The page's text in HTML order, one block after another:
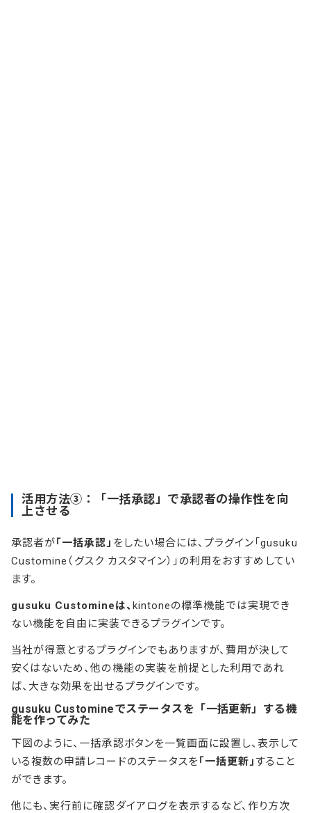
活用方法③：「一括承認」で承認者の操作性を向
上させる
承認者が「一括承認」 をしたい場合には、プラグイン「gusuku
Customine （グスク カスタマイン）」の利用をおすすめしてい
ます。
gusuku Customineは、kintoneの標準機能では実現でき
ない機能を自由に実装できるプラグインです。
当社が得意とするプラグインでもありますが、費用が決して
安くはないため、他の機能の実装を前提とした利用であれ
ば、大きな効果を出せるプラグインです。
gusuku Customineでステータスを「一括更新」する機
能を作ってみた
下図のように、一括承認ボタンを一覧画面に設置し、表示して
いる複数の申請レコードのステータスを 「一括更新」 すること
ができます。
他にも、実行前に確認ダイアログを表示するなど、作り方次